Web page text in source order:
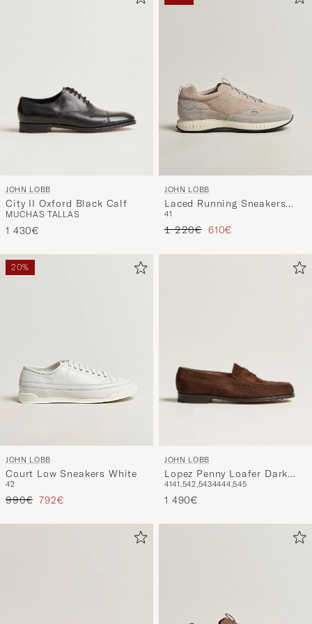
disfruta
de
ti.
JOHN LOBB
City II Oxford Black Calf
MUCHAS TALLAS
1 430€
JOHN LOBB
Laced Running Sneakers
Sand Suede
41
Precio ordinario
1 220€ Precio reducido
610€
20%
JOHN LOBB
Court Low Sneakers White
42
Precio ordinario
990€ Precio reducido
792€
JOHN LOBB
Lopez Penny Loafer Dark
Brown Suede
4141,542,5434444,545
1 490€